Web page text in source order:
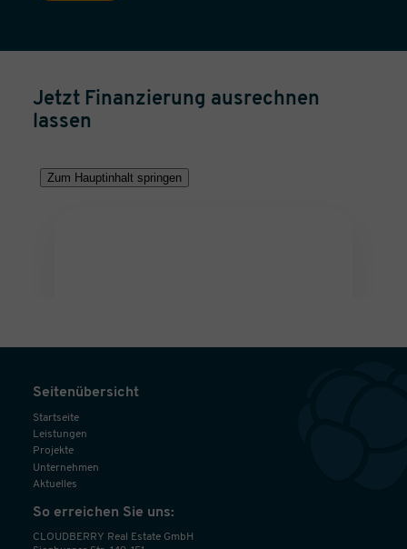
Jetzt Finanzierung ausrechnen
lassen
Seitenübersicht
Startseite
Leistungen
Projekte
Unternehmen
Aktuelles
So erreichen Sie uns:
CLOUDBERRY Real Estate GmbH